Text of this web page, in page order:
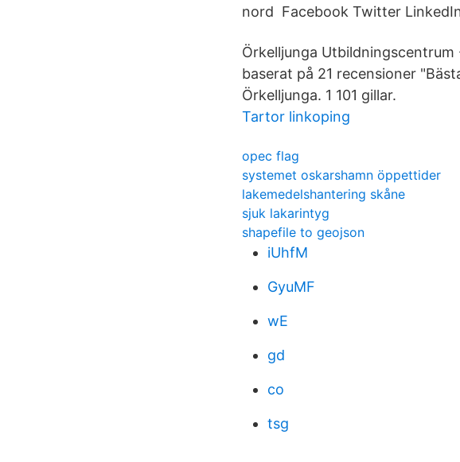
nord Facebook Twitter
Örkelljunga
baserat på 21 recensioner
Örkelljunga. 1 101 gillar.
Tartor linkoping
opec flag
systemet oskarshamn öppettider
lakemedelshantering skåne
sjuk lakarintyg
shapefile to geojson
iUhfM
GyuMF
wE
gd
co
tsg